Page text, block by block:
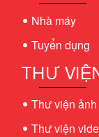
Nhà máy
Tuyển dụng
THƯ
Thư viện ảnh
Thư viện